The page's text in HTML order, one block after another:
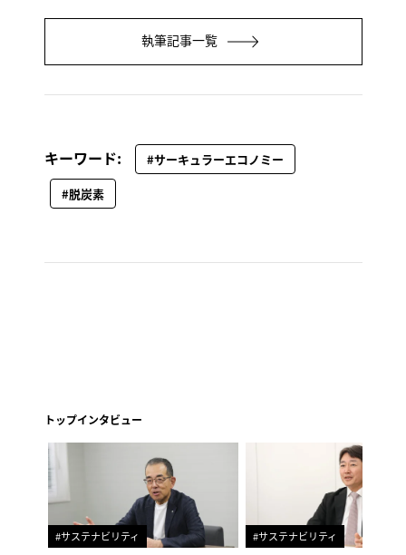
執筆記事一覧
キーワード:
#サーキュラーエコノミー
#脱炭素
トップインタビュー
#サステナビリティ #サステナビリティ